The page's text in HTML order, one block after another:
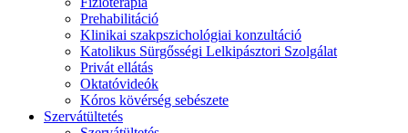
Prehabilitáció
Klinikai szakpszichológiai konzultáció
Katolikus Sürgősségi Lelkipásztori Szolgálat
Privát ellátás
Oktatóvideók
Kóros kövérség sebészete
Szervátültetés